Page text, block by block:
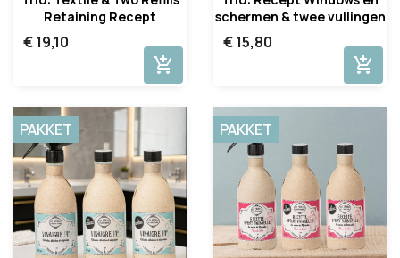
Retaining Recept
€ 19,10
add_shopping_cart
schermen & twee vullingen
€ 15,80
add_shopping_cart
PAKKET PAKKET